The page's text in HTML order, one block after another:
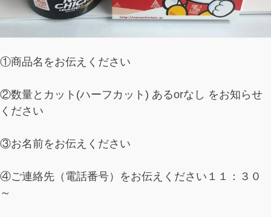
①商品名をお伝えください
②数量とカット(ハーフカット) あるorなし をお知らせ
ください
③お名前をお伝えください
④ご連絡先（電話番号）をお伝えください１１：３０
～